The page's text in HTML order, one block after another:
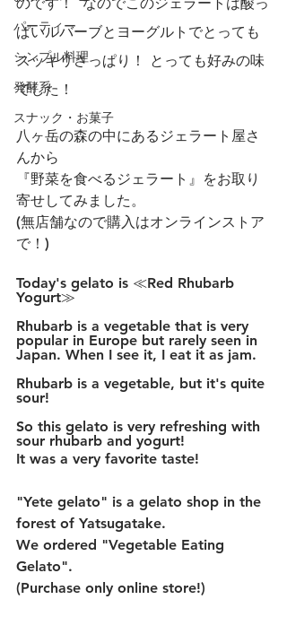
パーティー
シンプル料理
発酵系
スナック・お菓子
ぱいルバーブとヨーグルトでとっても
スッキリさっぱり！ とっても好みの味
でした！
八ヶ岳の森の中にあるジェラート屋さ
んから
『野菜を食べるジェラート』をお取り
寄せしてみました。
(無店舗なので購入はオンラインストア
で！)
Today's gelato is ≪Red Rhubarb
Yogurt≫
Rhubarb is a vegetable that is very
popular in Europe but rarely seen in
Japan. When I see it, I eat it as jam.
Rhubarb is a vegetable, but it's quite
sour!
So this gelato is very refreshing with
sour rhubarb and yogurt!
It was a very favorite taste!
"Yete gelato" is a gelato shop in the
forest of Yatsugatake.
We ordered "Vegetable Eating
Gelato".
(Purchase only online store!)